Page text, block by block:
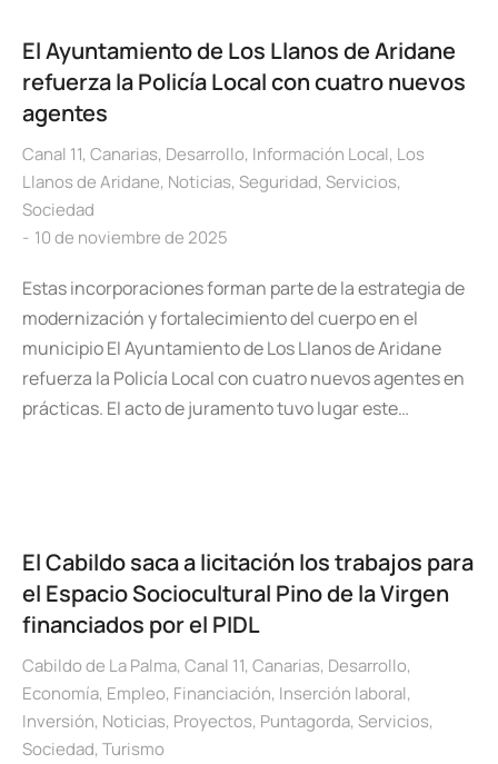
El Ayuntamiento de Los Llanos de Aridane
refuerza la Policía Local con cuatro nuevos
agentes
Canal 11, Canarias, Desarrollo, Información Local, Los
Llanos de Aridane, Noticias, Seguridad, Servicios,
Sociedad
10 de noviembre de 2025
Estas incorporaciones forman parte de la estrategia de
modernización y fortalecimiento del cuerpo en el
municipio El Ayuntamiento de Los Llanos de Aridane
refuerza la Policía Local con cuatro nuevos agentes en
prácticas. El acto de juramento tuvo lugar este…
El Cabildo saca a licitación los trabajos para
el Espacio Sociocultural Pino de la Virgen
financiados por el PIDL
Cabildo de La Palma, Canal 11, Canarias, Desarrollo,
Economía, Empleo, Financiación, Inserción laboral,
Inversión, Noticias, Proyectos, Puntagorda, Servicios,
Sociedad, Turismo